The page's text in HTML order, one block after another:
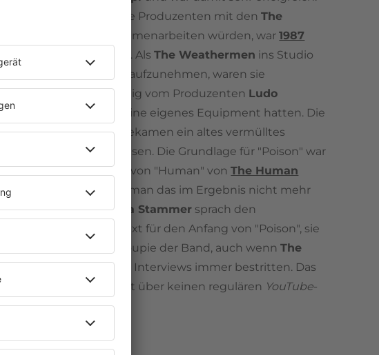
Dass derart namhafte Produzenten mit denThe
zusammenarbeiten würden, war1987
noch nicht absehbar. AlsThe Weathermen ins Studio
gingen um "Poison" aufzunehmen, waren sie
vollkommen abhängig vom Produzenten Ludo
, da sie keine eigenes Equipment hatten. Die
The Weathermen
bekamen ein altes vermülltes
Kellerstudio zugewiesen. Die Grundlage für "Poison" war
dann die Drum-Line von "Human" vonThe Human
, auch wenn man das im Ergebnis nicht mehr
hören kann.Susanna Stammer sprach den
Anrufbeantworter-Text für den Anfang von "Poison", sie
war praktisch ein Groupie der Band, auch wennThe
Weathermendies in Interviews immer bestritten. Das
Video von "Poison" ist über keinen regulären YouTube-
Kanal verfügbar.